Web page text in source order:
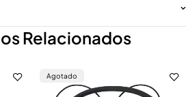
Relacionados
Agotado